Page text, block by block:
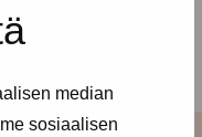
median
sosiaalisen